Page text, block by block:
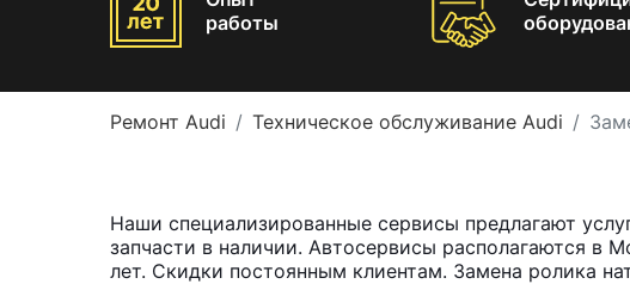
работы
Ремонт Audi Техническое обслуживание Audi
Наши специализированные сервисы предлагают
запчасти в наличии. Автосервисы располагаются
лет. Скидки постоянным клиентам. Замена ролика